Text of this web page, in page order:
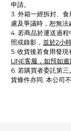
申請。
3. 外箱一經拆封、
慮及爭議時，恕無法
4. 若商品於運送過
照或錄影， 並於2小
5. 收貨後若食用發現
LINE客服，如預如逾
6. 若購買者委託第
貨條件亦同; 本公司